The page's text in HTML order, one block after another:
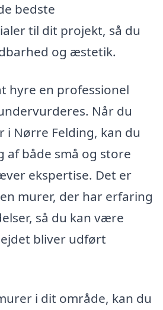
bedste
til dit projekt, så du
og æstetik.
hyre en professionel
Når du
Nørre Felding, kan du
af både små og store
ekspertise. Det er
murer, der har erfaring
så du kan være
bliver udført
i dit område, kan du